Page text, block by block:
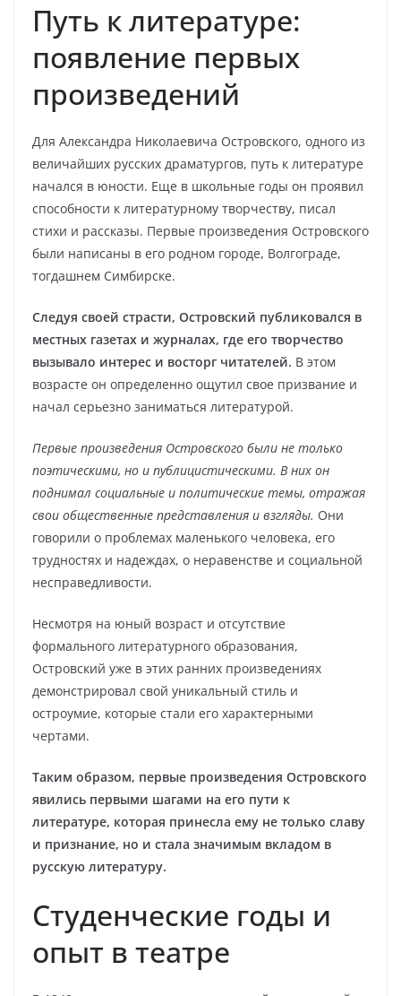
Путь к литературе:
появление первых
произведений
Для Александра Николаевича Островского, одного из
величайших русских драматургов, путь к литературе
начался в юности. Еще в школьные годы он проявил
способности к литературному творчеству, писал
стихи и рассказы. Первые произведения Островского
были написаны в его родном городе, Волгограде,
тогдашнем Симбирске.
Следуя своей страсти, Островский публиковался в
местных газетах и журналах, где его творчество
вызывало интерес и восторг читателей. В этом
возрасте он определенно ощутил свое призвание и
начал серьезно заниматься литературой.
Первые произведения Островского были не только
поэтическими, но и публицистическими. В них он
поднимал социальные и политические темы, отражая
свои общественные представления и взгляды. Они
говорили о проблемах маленького человека, его
трудностях и надеждах, о неравенстве и социальной
несправедливости.
Несмотря на юный возраст и отсутствие
формального литературного образования,
Островский уже в этих ранних произведениях
демонстрировал свой уникальный стиль и
остроумие, которые стали его характерными
чертами.
Таким образом, первые произведения Островского
явились первыми шагами на его пути к
литературе, которая принесла ему не только славу
и признание, но и стала значимым вкладом в
русскую литературу.
Студенческие годы и
опыт в театре